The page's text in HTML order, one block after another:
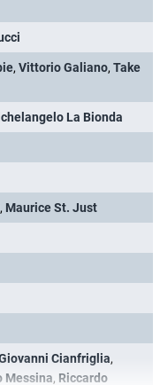
, Vittorio Galiano, Take
La Bionda
, Maurice St. Just
Cianfriglia,
Messina, Riccardo